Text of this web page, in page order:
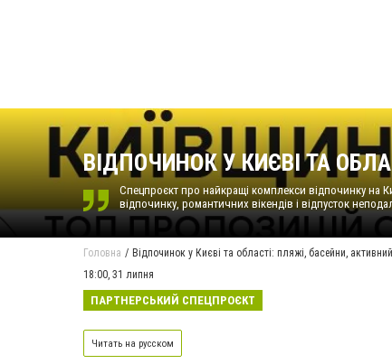
ВІДПОЧИНОК У КИЄВІ ТА
Спецпроєкт про найкращі комплекси відпочинку на
відпочинку, романтичних вікендів і відпусток
Головна
Відпочинок у Києві та області: пляжі, басейни,
18:00, 31 липня
ПАРТНЕРСЬКИЙ СПЕЦПРОЄКТ
Читать на русском